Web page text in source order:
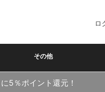
ロ
その他
5％ポイント還元！